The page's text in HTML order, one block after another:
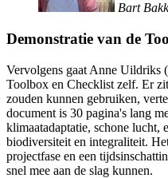
Bart
Demonstratie van de
Vervolgens gaat Anne Uildriks
Toolbox en Checklist zelf. Er
zouden kunnen gebruiken,
document is 30 pagina's lang
klimaatadaptatie, schone lucht,
biodiversiteit en integraliteit.
projectfase en een
snel mee aan de slag kunnen.